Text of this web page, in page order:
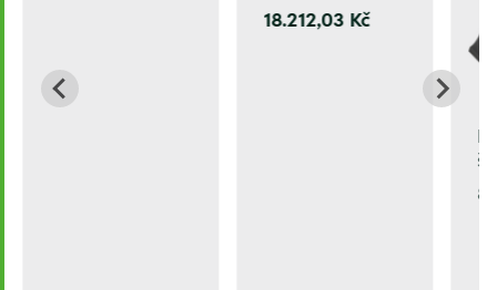
18.212,03 Kč